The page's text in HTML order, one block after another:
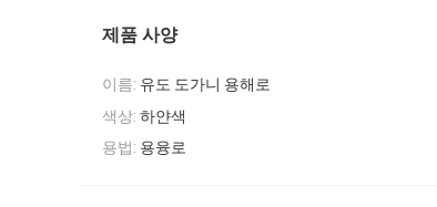
제품 사양
이름: 유도 도가니 용해로
색상: 하얀색
용법: 용융로